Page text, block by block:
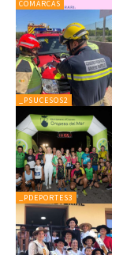
COMARCAS
_PSUCESOS2
_PDEPORTES3